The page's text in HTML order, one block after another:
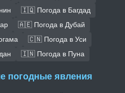
🇮🇶 Погода в Багдад
🇦🇪 Погода в Дубай
🇨🇳 Погода в Уси
🇮🇳 Погода в Пуна
погодные явления